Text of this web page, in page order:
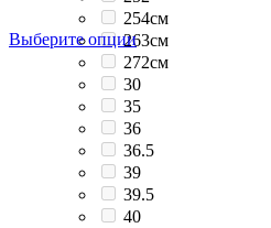
254см
263см
272см
30
35
36
36.5
39
39.5
40
Выберите опции